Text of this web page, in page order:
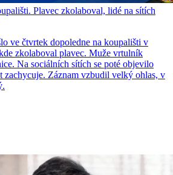
Plavec zkolaboval, lidé na sítích
ve čtvrtek dopoledne na koupališti v
zkolaboval plavec. Muže vrtulník
Na sociálních sítích se poté objevilo
zachycuje. Záznam vzbudil velký ohlas, v